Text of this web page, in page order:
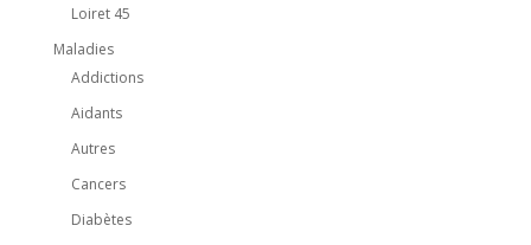
Loiret 45
Maladies
Addictions
Aidants
Autres
Cancers
Diabètes